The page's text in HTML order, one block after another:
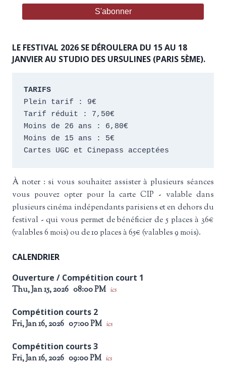
LE FESTIVAL 2026 SE DÉROULERA DU 15 AU 18
JANVIER AU STUDIO DES URSULINES (PARIS 5ÈME).
TARIFS
Plein tarif : 9€
Tarif réduit : 7,50€
Moins de 26 ans : 6,80€
Moins de 15 ans : 5€
Cartes UGC et Cinepass acceptées
À noter : si vous souhaitez assister à plusieurs séances
vous pouvez opter pour la carte CIP - valable dans
plusieurs cinéma indépendants parisiens et en dehors du
festival - qui vous permet de bénéficier de 5 places à 36€
(valables 6 mois) ou de 10 places à 65€ (valables 9 mois).
CALENDRIER
Ouverture / Compétition court 1
Thu, Jan 15, 2026 08:00 PM ics
Compétition courts 2
Fri, Jan 16, 2026 07:00 PM ics
Compétition courts 3
Fri, Jan 16, 2026 09:00 PM ics